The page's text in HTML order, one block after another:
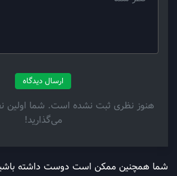
ارسال دیدگاه
هنوز نظری ثبت نشده است. شما اولین
می‌گذارید!
شما همچنین ممکن است دوست داشته